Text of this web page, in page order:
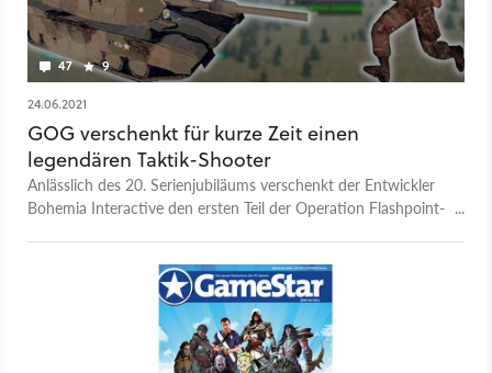
47 9
24.06.2021
GOG verschenkt für kurze Zeit einen
legendären Taktik-Shooter
Anlässlich des 20. Serienjubiläums verschenkt der Entwickler
Bohemia Interactive den ersten Teil der Operation Flashpoint-